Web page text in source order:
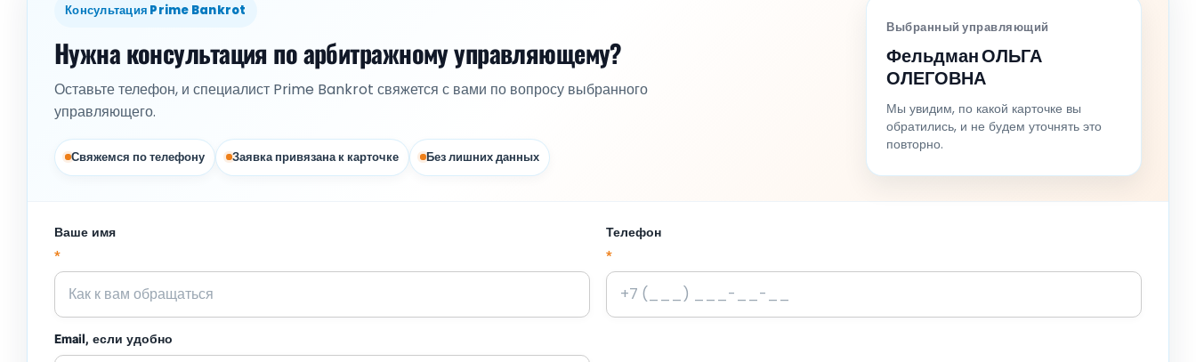
Консультация Prime Bankrot
Нужна консультация по арбитражному управляющему?
Оставьте телефон, и специалист Prime Bankrot свяжется с вами по вопросу выбранного
управляющего.
Свяжемся по телефону Заявка привязана к карточке Без лишних данных
Выбранный управляющий
Фельдман ОЛЬГА
ОЛЕГОВНА
Мы увидим, по какой карточке вы
обратились, и не будем уточнять это
повторно.
Ваше имя
*
Телефон
*
Email, если удобно